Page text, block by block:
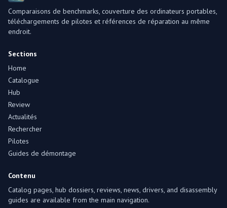
Comparaisons de benchmarks, couverture des ordinateurs portables,
téléchargements de pilotes et références de réparation au même
endroit.
Sections
Home
Catalogue
Hub
Review
Actualités
Rechercher
Pilotes
Guides de démontage
Contenu
Catalog pages, hub dossiers, reviews, news, drivers, and disassembly
guides are available from the main navigation.